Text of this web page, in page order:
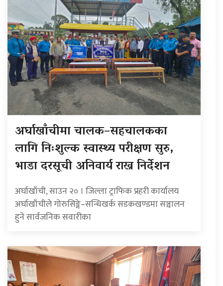
अर्घाखाँचीमा चालक–सहचालकका
लागि निःशुल्क स्वास्थ्य परीक्षण सुरु,
भाडा दरसूची अनिवार्य राख्न निर्देशन
अर्घाखाँची, साउन २० । जिल्ला ट्राफिक प्रहरी कार्यालय
अर्घाखाँचीले गोरुसिङ्गे–सन्धिखर्क सडकखण्डमा सञ्चालन
हुने सार्वजनिक सवारीका